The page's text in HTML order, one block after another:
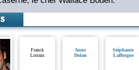
Franck
Lorrain
Anne
Dolan
Stéphanie
Lafforgue